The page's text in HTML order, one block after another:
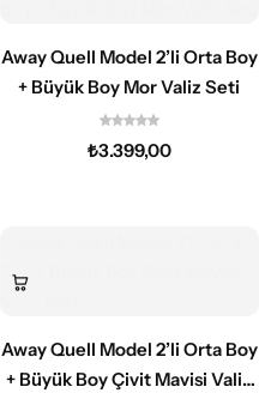
Away Quell Model 2’li Orta Boy
+ Büyük Boy Mor Valiz Seti
₺3.399,00
Away Quell Model 2’li Orta Boy
+ Büyük Boy Çivit Mavisi Valiz